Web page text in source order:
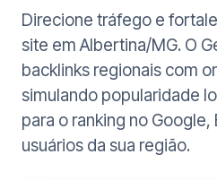
Direcione tráfego e
site em Albertina/MG. O
backlinks regionais com
simulando popularidade
para o ranking no Google,
usuários da sua região.